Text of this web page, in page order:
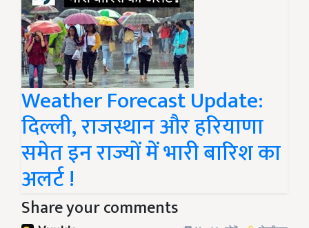
Weather Forecast Update:
दिल्ली, राजस्थान और हरियाणा
समेत इन राज्यों में भारी बारिश का
अलर्ट !
Share your comments